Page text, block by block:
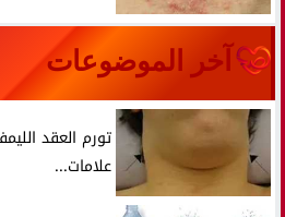
آخر الموضوعات
علامات...